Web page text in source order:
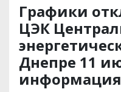
Графики
ЦЭК
Днепре 11
информация